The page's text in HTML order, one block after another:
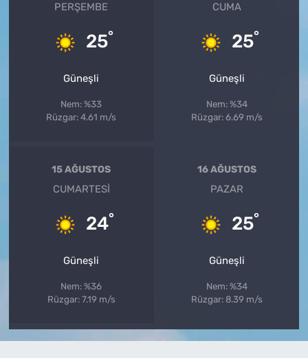
PERŞEMBE
25°
Güneşli
Nem: %33
Rüzgar: 4.61 m/s
CUMA
25°
Güneşli
Nem: %34
Rüzgar: 6.69 m/s
15 AĞUSTOS
CUMARTESI
24°
Güneşli
Nem: %36
Rüzgar: 7.19 m/s
16 AĞUSTOS
PAZAR
25°
Güneşli
Nem: %34
Rüzgar: 8.39 m/s